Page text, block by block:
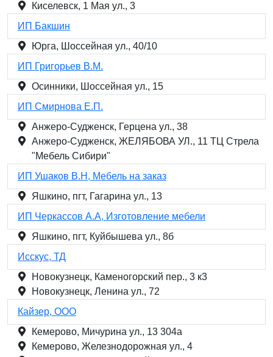
Киселевск, 1 Мая ул., 3
ИП Бакшин
Юрга, Шоссейная ул., 40/10
ИП Григорьев В.М.
Осинники, Шоссейная ул., 15
ИП Смирнова Е.П.
Анжеро-Судженск, Герцена ул., 38
Анжеро-Судженск, ЖЕЛЯБОВА УЛ., 11 ТЦ Стрела
"Мебель Сибири"
ИП Ушаков В.Н, Мебель на заказ
Яшкино, пгт, Гагарина ул., 13
ИП Черкассов А.А, Изготовление мебели
Яшкино, пгт, Куйбышева ул., 8б
Исскус, ТД
Новокузнецк, Каменогорский пер., 3 к3
Новокузнецк, Ленина ул., 72
Кайзер, ООО
Кемерово, Мичурина ул., 13 304а
Кемерово, Железнодорожная ул., 4